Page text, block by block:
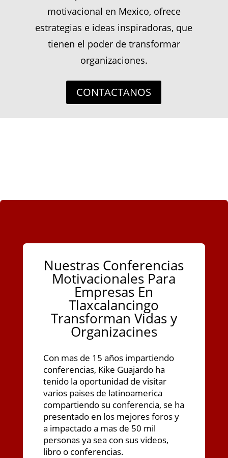
motivacional en Mexico, ofrece
estrategias e ideas inspiradoras, que
tienen el poder de transformar
organizaciones.
CONTACTANOS
Nuestras Conferencias
Motivacionales Para
Empresas En
Tlaxcalancingo
Transforman Vidas y
Organizacines
Con mas de 15 años impartiendo
conferencias, Kike Guajardo ha
tenido la oportunidad de visitar
varios paises de latinoamerica
compartiendo su conferencia, se ha
presentado en los mejores foros y
a impactado a mas de 50 mil
personas ya sea con sus videos,
libro o conferencias.